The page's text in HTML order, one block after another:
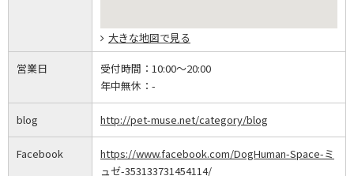
大きな地図で見る
営業日 受付時間： 10:00～20:00
年中無休： -
blog http://pet-muse.net/category/blog
Facebook
https://www.facebook.com/DogHuman-Space-ミ
ュゼ-353133731454114/